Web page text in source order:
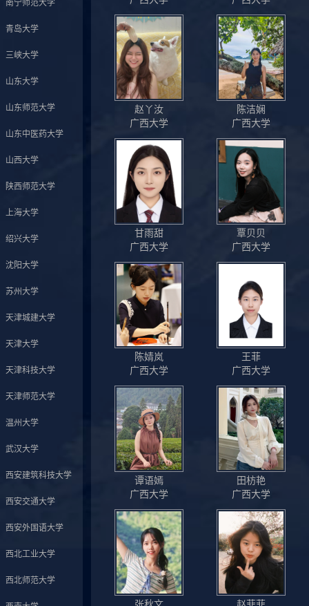
南宁师范大学
青岛大学
三峡大学
山东大学
山东师范大学
山东中医药大学
山西大学
陕西师范大学
上海大学
绍兴大学
沈阳大学
苏州大学
天津城建大学
天津大学
天津科技大学
天津师范大学
温州大学
武汉大学
西安建筑科技大学
西安交通大学
西安外国语大学
西北工业大学
西北师范大学
赵丫汝
广西大学
陈洁娴
广西大学
甘雨甜
广西大学
覃贝贝
广西大学
陈婧岚
广西大学
王菲
广西大学
谭语嫣
广西大学
田枋艳
广西大学